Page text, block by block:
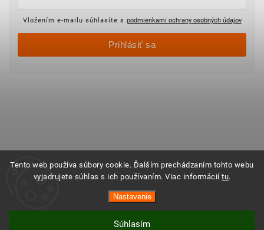
Tento web používa súbory cookie. Ďalším prechádzaním tohto webu
vyjadrujete súhlas s ich používaním. Viac informácií tu.
Nastavenie
Súhlasím
Vložením e-mailu súhlasíte s podmienkami ochrany osobných údajov
Prihlásiť sa
Copyright 2025 ©